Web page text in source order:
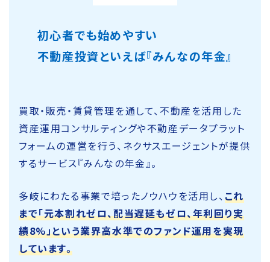
初心者でも始めやすい
不動産投資といえば『みんなの年金』
買取・販売・賃貸管理を通して、不動産を活用した
資産運用コンサルティングや不動産データプラット
フォームの運営を行う、ネクサスエージェントが提供
するサービス『みんなの年金』。
多岐にわたる事業で培ったノウハウを活用し、これ
まで「元本割れゼロ、配当遅延もゼロ、年利回り実
績8%」という業界高水準でのファンド運用を実現
しています。